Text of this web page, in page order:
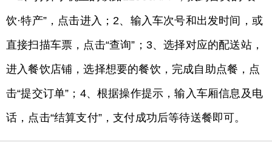
饮·特产”，点击进入；2、输入车次号和出发时间，或
直接扫描车票，点击“查询”；3、选择对应的配送站，
进入餐饮店铺，选择想要的餐饮，完成自助点餐，点
击“提交订单”；4、根据操作提示，输入车厢信息及电
话，点击“结算支付”，支付成功后等待送餐即可。